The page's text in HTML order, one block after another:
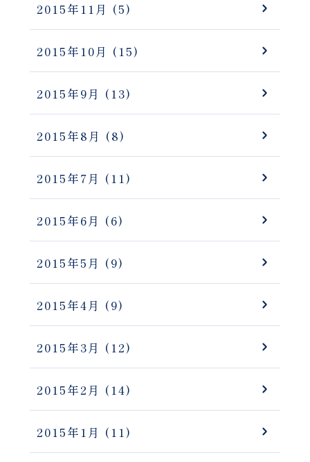
2015年11月 (5)
2015年10月 (15)
2015年9月 (13)
2015年8月 (8)
2015年7月 (11)
2015年6月 (6)
2015年5月 (9)
2015年4月 (9)
2015年3月 (12)
2015年2月 (14)
2015年1月 (11)